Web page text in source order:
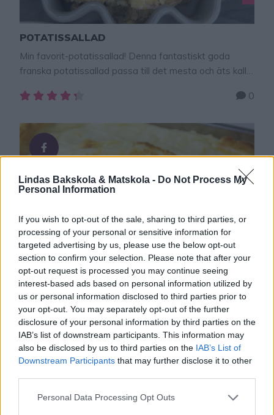
Lindas Bakskola & Matskola - Do Not Process My
Personal Information
If you wish to opt-out of the sale, sharing to third parties, or
processing of your personal or sensitive information for
targeted advertising by us, please use the below opt-out
section to confirm your selection. Please note that after your
opt-out request is processed you may continue seeing
interest-based ads based on personal information utilized by
us or personal information disclosed to third parties prior to
your opt-out. You may separately opt-out of the further
disclosure of your personal information by third parties on the
IAB’s list of downstream participants. This information may
also be disclosed by us to third parties on the IAB’s List of
Downstream Participants that may further disclose it to other
Personal Data Processing Opt Outs
POTATISSALLAD
Min favorit-potatissallad! Denna fantastiskt goda
franska potatissallad passa till det mesta och äts kall.
Man kan också pressa ner en klyfta vitlök i dressingen
bilden, men jag lovar potatissalladen är otroligt god,
trots dålig bild!) Ibland …
0
Lindas mat, Lindas mat i ugn